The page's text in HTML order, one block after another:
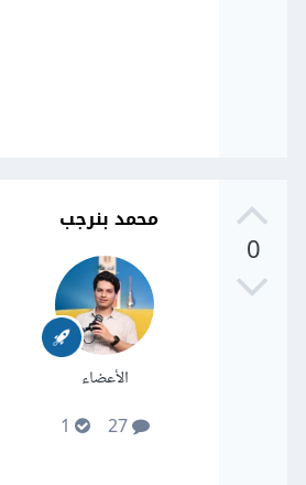
0
محمد بنرجب
الأعضاء
27